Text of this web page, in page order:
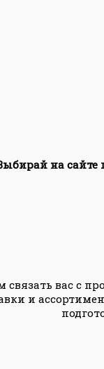
на сайте
вас с
и